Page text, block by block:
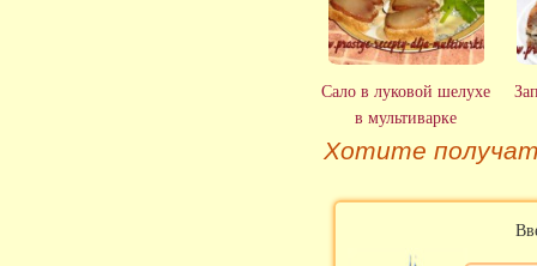
Сало в луковой шелухе
в мультиварке
Хотите